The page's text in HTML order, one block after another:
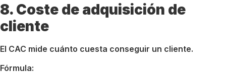
8. Coste de adquisición de
cliente
El CAC mide cuánto cuesta conseguir un cliente.
Fórmula: